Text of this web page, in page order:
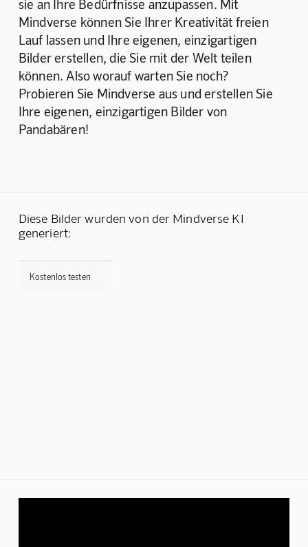
sie an Ihre Bedürfnisse anzupassen. Mit
Mindverse können Sie Ihrer Kreativität freien
Lauf lassen und Ihre eigenen, einzigartigen
Bilder erstellen, die Sie mit der Welt teilen
können. Also worauf warten Sie noch?
Probieren Sie Mindverse aus und erstellen Sie
Ihre eigenen, einzigartigen Bilder von
Pandabären!
Diese Bilder wurden von der Mindverse KI
generiert:
Kostenlos testen